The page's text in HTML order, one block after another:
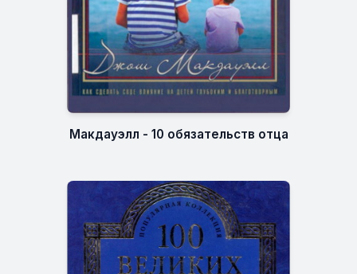
Макдауэлл - 10 обязательств отца